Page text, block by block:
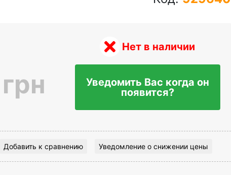
Нет в наличии
Уведомить Вас когда он
появится?
Добавить к сравнению Уведомление о снижении цены